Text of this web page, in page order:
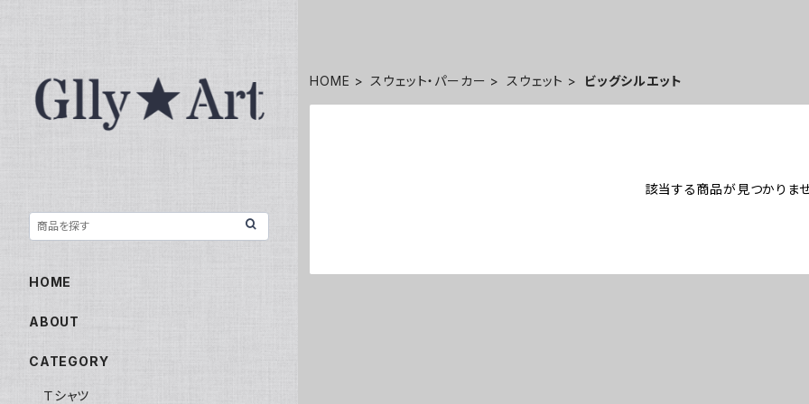
HOME スウェット・パーカー スウェット ビッグシルエット
該当する商品が見つかりませ
HOME
ABOUT
CATEGORY
Ｔシャツ